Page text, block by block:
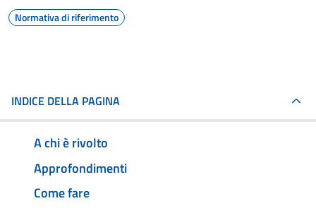
Normativa di riferimento
INDICE DELLA PAGINA
A chi è rivolto
Approfondimenti
Come fare